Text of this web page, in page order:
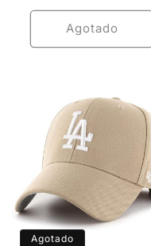
oferta
Agotado
Agotado